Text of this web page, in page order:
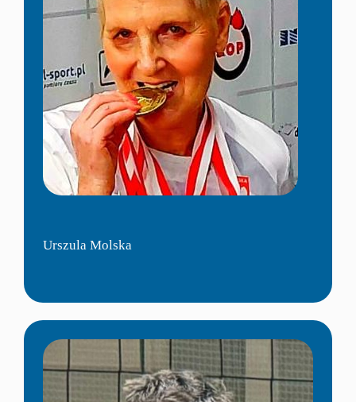
Urszula Molska